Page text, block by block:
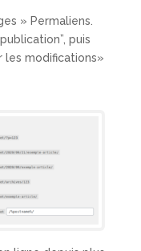
» Permaliens.
puis
les modifications»